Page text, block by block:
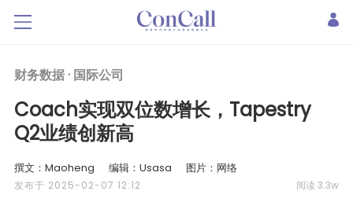
财务数据 · 国际公司
Coach实现双位数增长，Tapestry
Q2业绩创新高
撰文：Maoheng 编辑：Usasa 图片：网络
发布于 2025-02-07 12:12 阅读 3.3w